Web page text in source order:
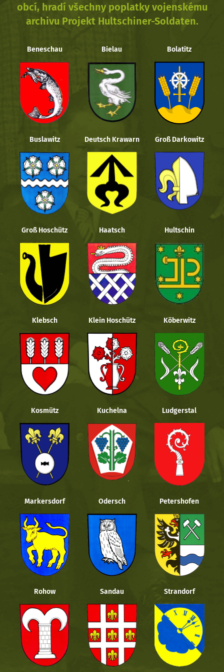
obcí, hradí všechny poplatky vojenskému
archivu Projekt Hultschiner-Soldaten.
Beneschau Bielau Bolatitz
Buslawitz Deutsch Krawarn Groß Darkowitz
Groß Hoschütz Haatsch Hultschin
Klebsch Klein Hoschütz Köberwitz
Kosmütz Kuchelna Ludgerstal
Markersdorf Odersch Petershofen
Rohow Sandau Strandorf